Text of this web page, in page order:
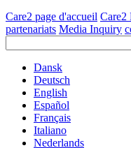
Care2 page d'accueil Care2
partenariats Media Inquiry
Dansk
Deutsch
English
Español
Français
Italiano
Nederlands